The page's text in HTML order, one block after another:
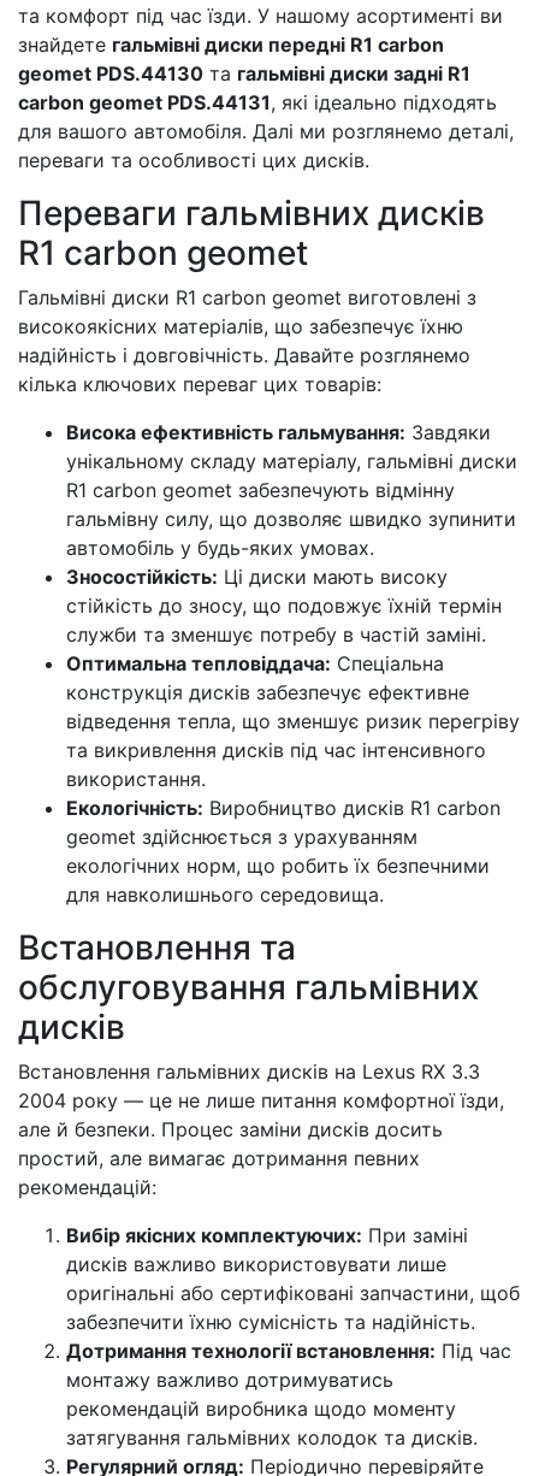
та комфорт під час їзди. У нашому асортименті ви
знайдете гальмівні диски передні R1 carbon
geomet PDS.44130 та гальмівні диски задні R1
carbon geomet PDS.44131, які ідеально підходять
для вашого автомобіля. Далі ми розглянемо деталі,
переваги та особливості цих дисків.
Переваги гальмівних дисків
R1 carbon geomet
Гальмівні диски R1 carbon geomet виготовлені з
високоякісних матеріалів, що забезпечує їхню
надійність і довговічність. Давайте розглянемо
кілька ключових переваг цих товарів:
Висока ефективність гальмування: Завдяки
унікальному складу матеріалу, гальмівні диски
R1 carbon geomet забезпечують відмінну
гальмівну силу, що дозволяє швидко зупинити
автомобіль у будь-яких умовах.
Зносостійкість: Ці диски мають високу
стійкість до зносу, що подовжує їхній термін
служби та зменшує потребу в частій заміні.
Оптимальна тепловіддача: Спеціальна
конструкція дисків забезпечує ефективне
відведення тепла, що зменшує ризик перегріву
та викривлення дисків під час інтенсивного
використання.
Екологічність: Виробництво дисків R1 carbon
geomet здійснюється з урахуванням
екологічних норм, що робить їх безпечними
для навколишнього середовища.
Встановлення та
обслуговування гальмівних
дисків
Встановлення гальмівних дисків на Lexus RX 3.3
2004 року — це не лише питання комфортної їзди,
але й безпеки. Процес заміни дисків досить
простий, але вимагає дотримання певних
рекомендацій:
Вибір якісних комплектуючих: При заміні
дисків важливо використовувати лише
оригінальні або сертифіковані запчастини, щоб
забезпечити їхню сумісність та надійність.
Дотримання технології встановлення: Під час
монтажу важливо дотримуватись
рекомендацій виробника щодо моменту
затягування гальмівних колодок та дисків.
Регулярний огляд: Періодично перевіряйте